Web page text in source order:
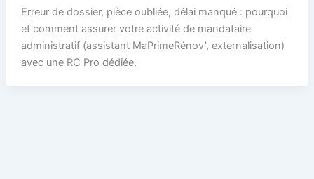
Erreur de dossier, pièce oubliée, délai manqué : pourquoi
et comment assurer votre activité de mandataire
administratif (assistant MaPrimeRénov’, externalisation)
avec une RC Pro dédiée.